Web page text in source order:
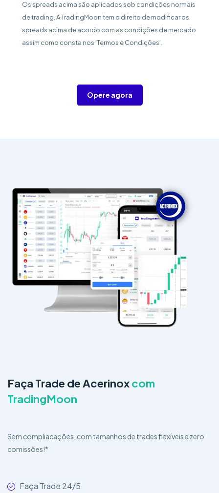
Os spreads acima são aplicados sob condições normais
de trading. A TradingMoon tem o direito de modificar os
spreads acima de acordo com as condições de mercado
assim como consta nos 'Termos e Condições'.
Opere agora
Faça Trade de Acerinoxcom
TradingMoon
Sem compliacações, com tamanhos de trades flexíveis e zero
comissões!*
Faça Trade 24/5